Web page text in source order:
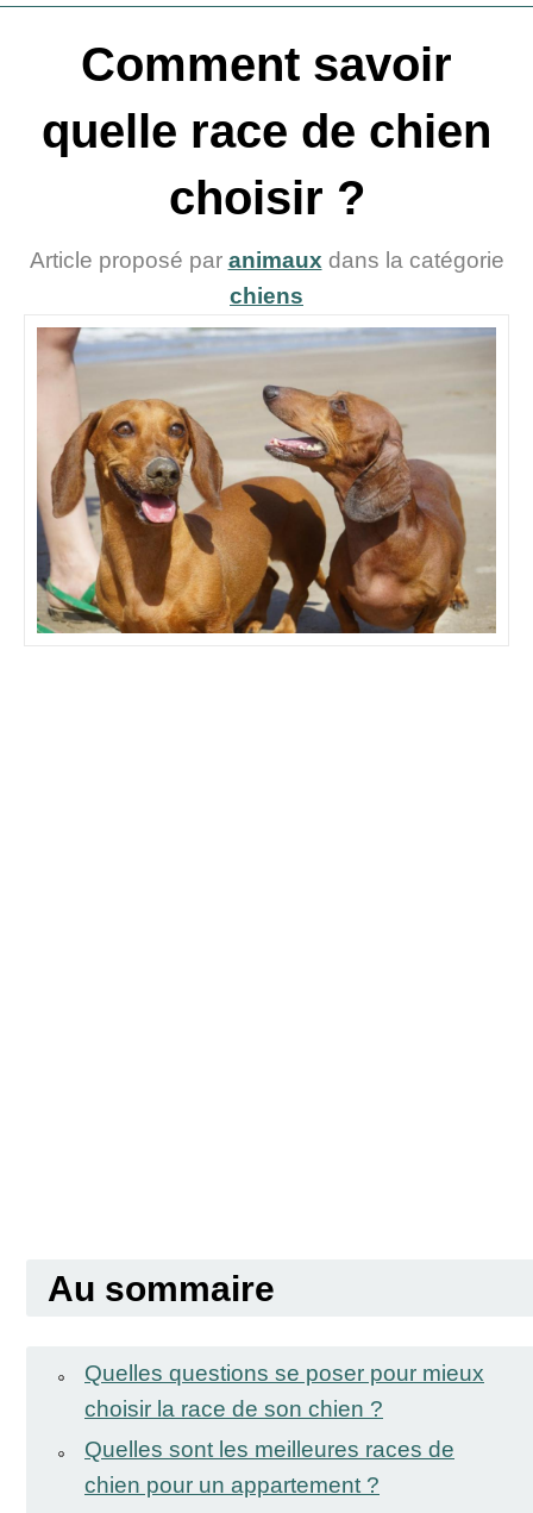
Comment savoir
quelle race de chien
choisir ?
Article proposé par animaux dans la catégorie
chiens
Au sommaire
Quelles questions se poser pour mieux
choisir la race de son chien ?
Quelles sont les meilleures races de
chien pour un appartement ?